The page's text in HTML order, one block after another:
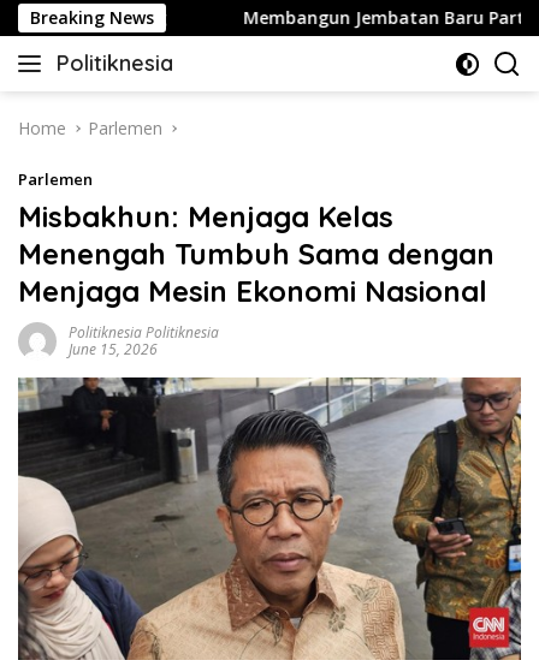
Skip
to
content
Breaking News
Perang Membangun Jembatan Baru Partai
Politiknesia
Politiknesia.com
Home Parlemen
Parlemen
Misbakhun: Menjaga Kelas
Menengah Tumbuh Sama dengan
Menjaga Mesin Ekonomi Nasional
Politiknesia Politiknesia
June 15, 2026